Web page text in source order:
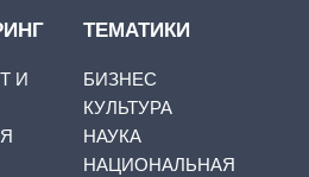
И
ТЕМАТИКИ
БИЗНЕС
КУЛЬТУРА
НАУКА
НАЦИОНАЛЬНАЯ